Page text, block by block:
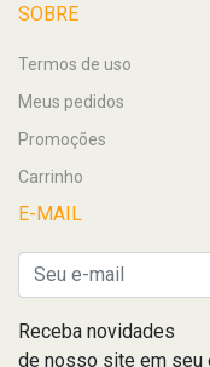
SOBRE
Termos de uso
Meus pedidos
Promoções
Carrinho
E-MAIL
Receba novidades
de nosso site em seu